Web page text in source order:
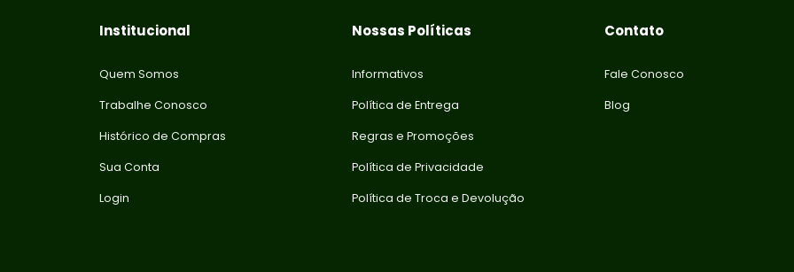
Institucional
Quem Somos
Trabalhe Conosco
Histórico de Compras
Sua Conta
Login
Nossas Políticas
Informativos
Política de Entrega
Regras e Promoções
Política de Privacidade
Política de Troca e Devolução
Contato
Fale Conosco
Blog